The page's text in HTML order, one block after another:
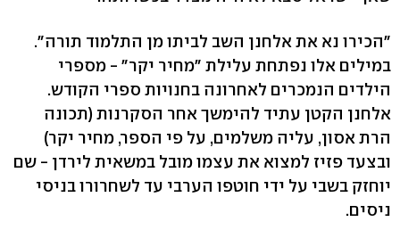
"הכירו נא את אלחנן השב לביתו מן התלמוד תורה".
במילים אלו נפתחת עלילת "מחיר יקר" - מספרי
הילדים הנמכרים לאחרונה בחנויות ספרי הקודש.
אלחנן הקטן עתיד להימשך אחר הסקרנות (תכונה
הרת אסון, עליה משלמים, על פי הספר, מחיר יקר)
ובצעד פזיז למצוא את עצמו מובל במשאית לירדן - שם
יוחזק בשבי על ידי חוטפו הערבי עד לשחרורו בניסי
ניסים.